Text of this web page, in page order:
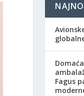
Fagus